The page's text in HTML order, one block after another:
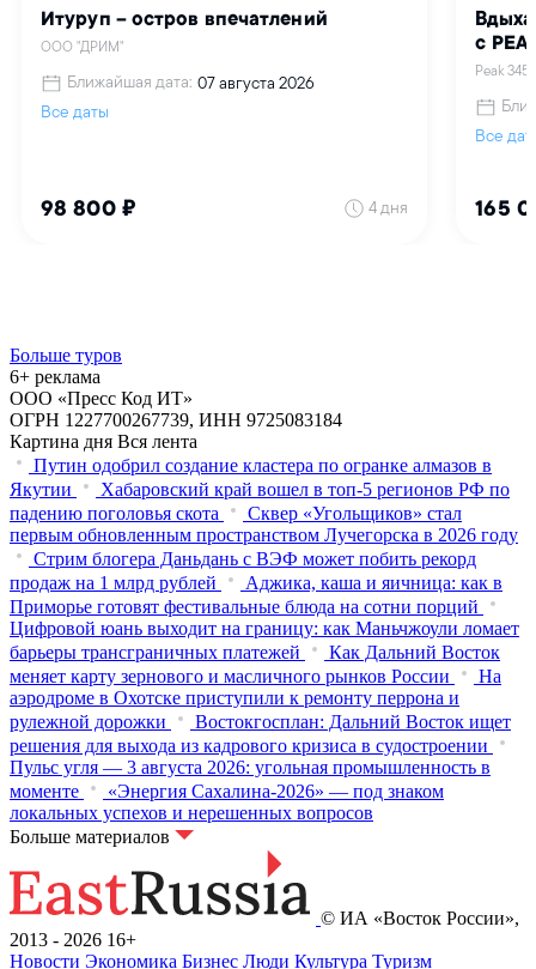
Больше туров
6+ реклама
ООО «Пресс Код ИТ»
ОГРН 1227700267739, ИНН 9725083184
Картина дня Вся лента
Путин одобрил создание кластера по огранке алмазов в
Якутии
Хабаровский край вошел в топ-5 регионов РФ по
падению поголовья скота
Сквер «Угольщиков» стал
первым обновленным пространством Лучегорска в 2026 году
Стрим блогера Даньдань с ВЭФ может побить рекорд
продаж на 1 млрд рублей
Аджика, каша и яичница: как в
Приморье готовят фестивальные блюда на сотни порций
Цифровой юань выходит на границу: как Маньчжоули ломает
барьеры трансграничных платежей
Как Дальний Восток
меняет карту зернового и масличного рынков России
На
аэродроме в Охотске приступили к ремонту перрона и
рулежной дорожки
Востокгосплан: Дальний Восток ищет
решения для выхода из кадрового кризиса в судостроении
Пульс угля — 3 августа 2026: угольная промышленность в
моменте
«Энергия Сахалина-2026» — под знаком
локальных успехов и нерешенных вопросов
Больше материалов
© ИА «Восток России»,
2013 - 2026 16+
Новости Экономика Бизнес Люди Культура Туризм